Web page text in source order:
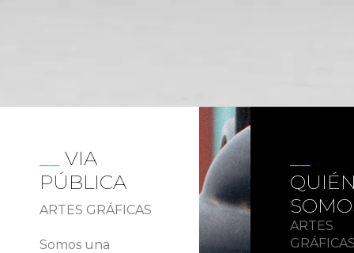
VIA
PÚBLICA
ARTES GRÁFICAS
Somos una
ARTES